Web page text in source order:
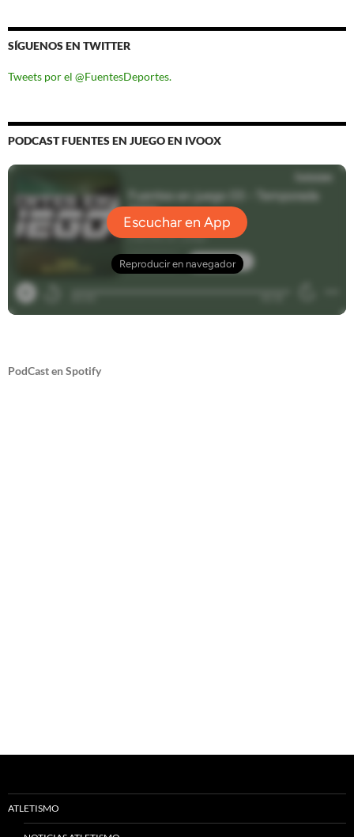
SÍGUENOS EN TWITTER
Tweets por el @FuentesDeportes.
PODCAST FUENTES EN JUEGO EN IVOOX
PodCast en Spotify
ATLETISMO